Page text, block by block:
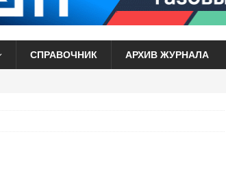
СПРАВОЧНИК АРХИВ ЖУРНАЛА